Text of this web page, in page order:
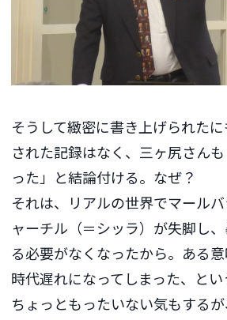
そうして緻密に書き上げられた
された記録はなく、三ヶ尻さん
った」と結論付ける。なぜ？
それは、リアルの世界でマール
ャーチル（＝シッラ）が失脚し
る必要がなくなったから。ある
時代遅れになってしまった、とい
ちょっともったいない気もするが